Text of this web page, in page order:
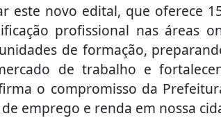
este novo edital, que oferece
profissional nas áreas
de formação,
de trabalho e
o compromisso da
emprego e renda em nossa